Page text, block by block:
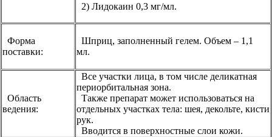
2) Лидокаин 0,3 мг/мл.
Форма
поставки:
Шприц, заполненный гелем. Объем – 1,1
мл.
Область
ведения:
Все участки лица, в том числе деликатная
периорбитальная зона.
Также препарат может использоваться на
отдельных участках тела: шея, декольте, кисти
рук.
Вводится в поверхностные слои кожи.